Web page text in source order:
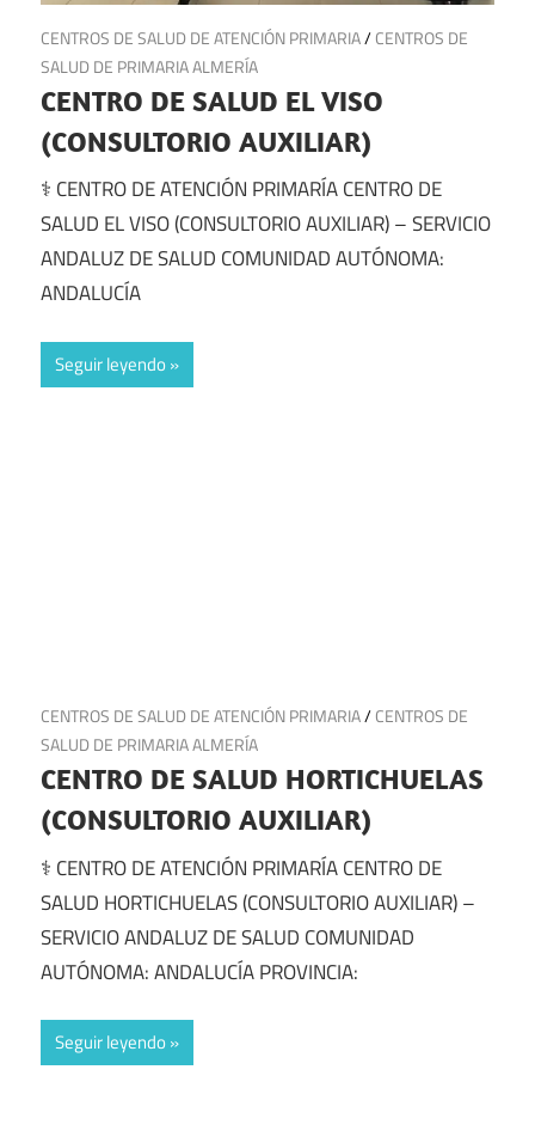
16 de julio de 2025
CENTROS DE SALUD DE ATENCIÓN PRIMARIA/CENTROS DE
SALUD DE PRIMARIA ALMERÍA
CENTRO DE SALUD EL VISO
(CONSULTORIO AUXILIAR)
⚕️ CENTRO DE ATENCIÓN PRIMARÍA CENTRO DE
SALUD EL VISO (CONSULTORIO AUXILIAR) – SERVICIO
ANDALUZ DE SALUD COMUNIDAD AUTÓNOMA:
ANDALUCÍA
Seguir leyendo
13 de julio de 2025
CENTROS DE SALUD DE ATENCIÓN PRIMARIA/CENTROS DE
SALUD DE PRIMARIA ALMERÍA
CENTRO DE SALUD HORTICHUELAS
(CONSULTORIO AUXILIAR)
⚕️ CENTRO DE ATENCIÓN PRIMARÍA CENTRO DE
SALUD HORTICHUELAS (CONSULTORIO AUXILIAR) –
SERVICIO ANDALUZ DE SALUD COMUNIDAD
AUTÓNOMA: ANDALUCÍA PROVINCIA:
Seguir leyendo